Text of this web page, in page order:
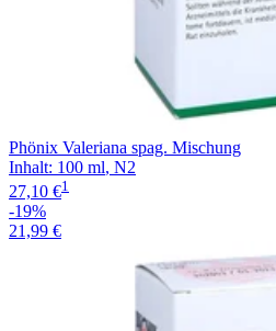
Phönix Valeriana spag. Mischung
Inhalt: 100 ml, N2
27,10 €1
-19%
21,99 €